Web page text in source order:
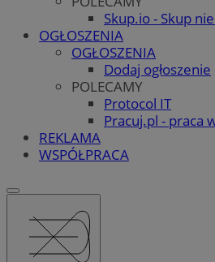
Skup.io - Skup
OGŁOSZENIA
OGŁOSZENIA
Dodaj ogłoszenie
POLECAMY
Protocol IT
Pracuj.pl - praca
REKLAMA
WSPÓŁPRACA